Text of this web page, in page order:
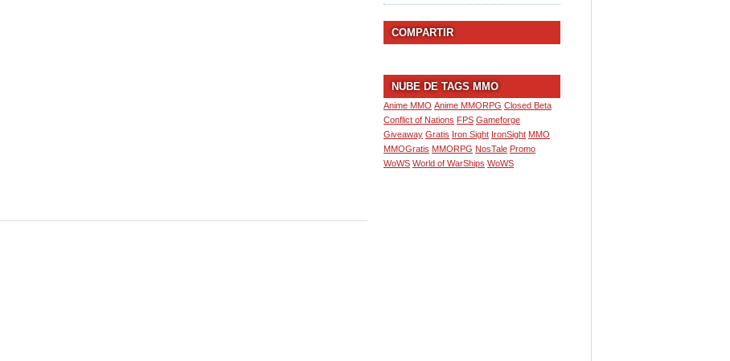
COMPARTIR
NUBE DE TAGS MMO
Anime MMO Anime MMORPG Closed Beta
Conflict of Nations FPS Gameforge
Giveaway Gratis Iron Sight IronSight MMO
MMOGratis MMORPG NosTale Promo
WoWS World of WarShips WoWS